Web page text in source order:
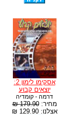
אסקימו לימון 2:
יוצאים קבוע
דרמה - קומדיה
מחיר:179.90 ₪
אצלנו: 129.90 ₪